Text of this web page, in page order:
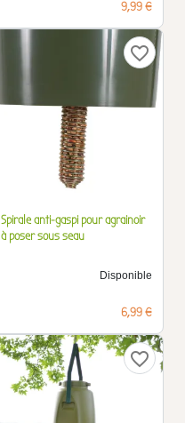
Prix
9,99 €
favorite_border
Spirale anti-gaspi pour agrainoir
à poser sous seau
Disponible
Prix
6,99 €
favorite_border